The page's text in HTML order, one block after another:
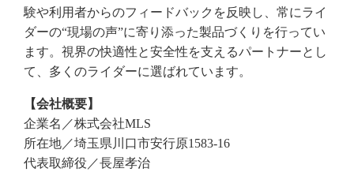
験や利用者からのフィードバックを反映し、常にライ
ダーの“現場の声”に寄り添った製品づくりを行ってい
ます。視界の快適性と安全性を支えるパートナーとし
て、多くのライダーに選ばれています。
【会社概要】
企業名／株式会社MLS
所在地／埼玉県川口市安行原1583-16
代表取締役／長屋孝治